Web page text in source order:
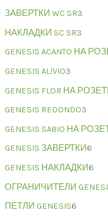
ЗАВЕРТКИ WC SR3
НАКЛАДКИ SC SR3
GENESIS ACANTO НА
GENESIS ALIVIO3
GENESIS FLOR НА
GENESIS REDONDO3
GENESIS SABIO НА
GENESIS ЗАВЕРТКИ6
GENESIS НАКЛАДКИ6
ОГРАНИЧИТЕЛИ
ПЕТЛИ GENESIS6